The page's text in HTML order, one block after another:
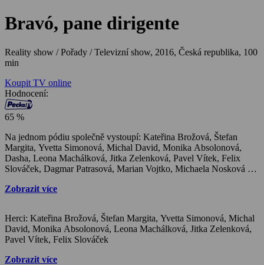
Bravó, pane dirigente
Reality show / Pořady / Televizní show, 2016, Česká republika, 100
min
Koupit TV online
Hodnocení:
65 %
Na jednom pódiu společně vystoupí: Kateřina Brožová, Štefan
Margita, Yvetta Simonová, Michal David, Monika Absolonová,
Dasha, Leona Machálková, Jitka Zelenková, Pavel Vítek, Felix
Slováček, Dagmar Patrasová, Marian Vojtko, Michaela Nosková a
Zobrazit více
Herci: Kateřina Brožová, Štefan Margita, Yvetta Simonová, Michal
David, Monika Absolonová, Leona Machálková, Jitka Zelenková,
Pavel Vítek, Felix Slováček
Zobrazit více